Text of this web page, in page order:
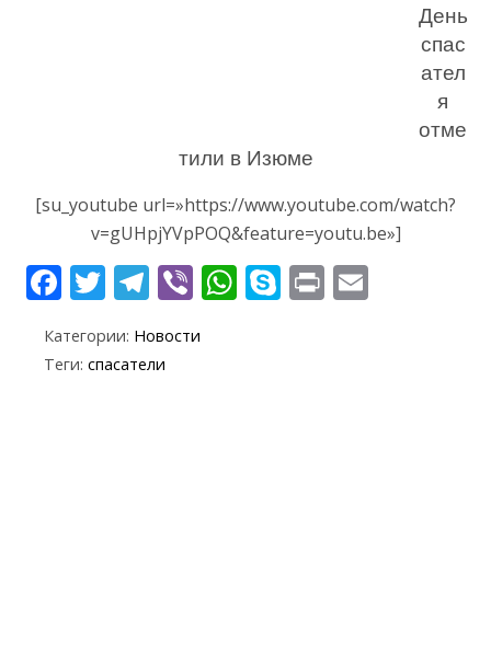
День
спас
ател
я
отме
тили в Изюме
[su_youtube url=»https://www.youtube.com/watch?
v=gUHpjYVpPOQ&feature=youtu.be»]
F
e
T
itt
T
e
Vi
er
W S Pr
Категории: Новости
Теги: спасатели